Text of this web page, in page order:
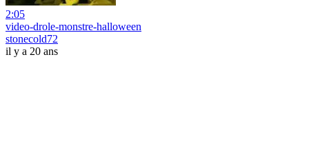
2:05
video-drole-monstre-halloween
stonecold72
il y a 20 ans